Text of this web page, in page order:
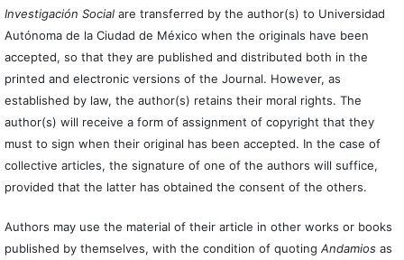
Investigación Socialare transferred by the author(s) to Universidad
Autónoma de la Ciudad de México when the originals have been
accepted, so that they are published and distributed both in the
printed and electronic versions of the Journal. However, as
established by law, the author(s) retains their moral rights. The
author(s) will receive a form of assignment of copyright that they
must to sign when their original has been accepted. In the case of
collective articles, the signature of one of the authors will suffice,
provided that the latter has obtained the consent of the others.
Authors may use the material of their article in other works or books
published by themselves, with the condition of quoting Andamiosas